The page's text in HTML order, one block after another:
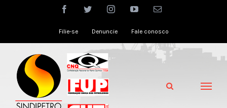
facebooktwitter instagramyoutubeEmail
Filie-se Denuncie Fale conosco